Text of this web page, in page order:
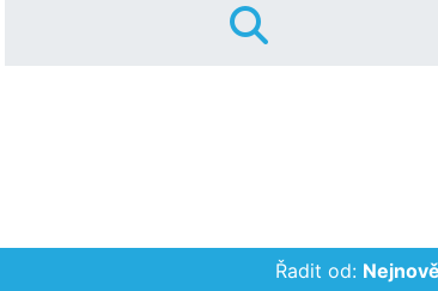
Řadit od: